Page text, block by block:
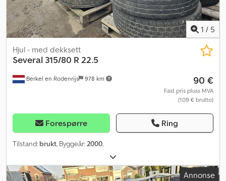
1 / 5
Berkel en Rodenrijs 978 km
Hjul - med dekksett
Several 315/80 R 22.5
90 €
Fast pris pluss MVA
(109 € brutto)
Forespørre Ring
Tilstand: brukt, Byggeår: 2000,
Annonse